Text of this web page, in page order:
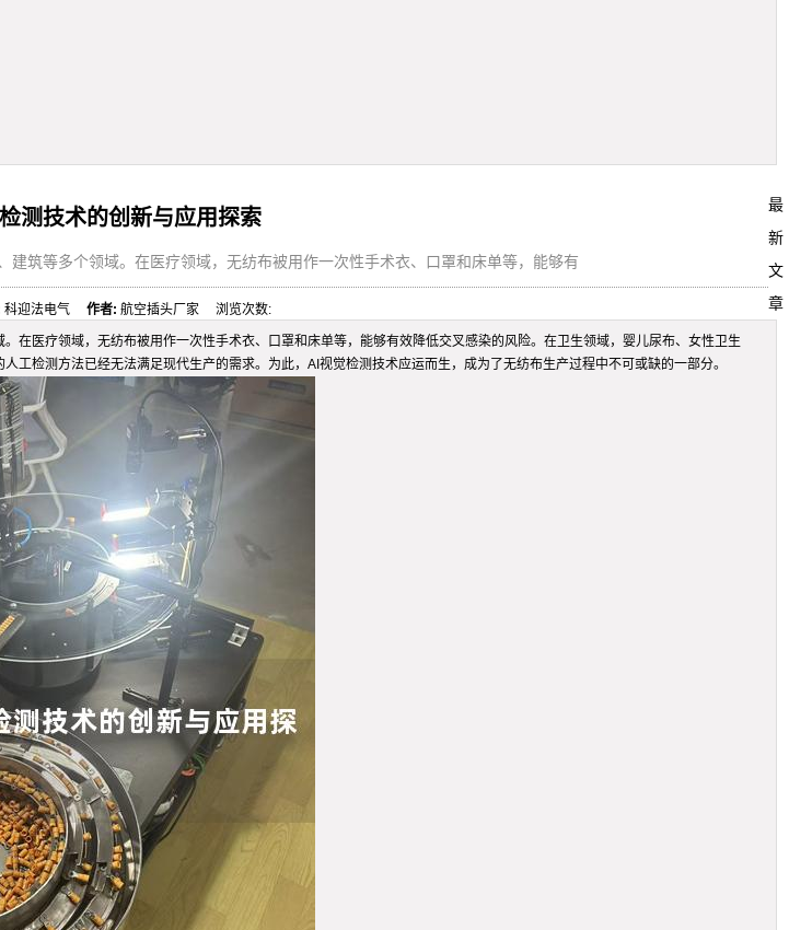
测技术的创新与应用探索
筑等多个领域。在医疗领域，无纺布被用作一次性手术衣、口罩和床单等，能够有
科迎法电气作者: 航空插头厂家 浏览次数:
医疗领域，无纺布被用作一次性手术衣、口罩和床单等，能够有效降低交叉感染的风险。在卫生领域，婴儿尿布、女性卫生
检测方法已经无法满足现代生产的需求。为此，AI视觉检测技术应运而生，成为了无纺布生产过程中不可或缺的一部分。
最
新
文
章